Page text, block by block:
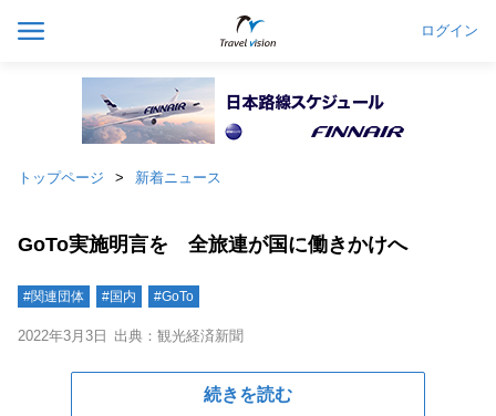
ログイン
トップページ 新着ニュース
GoTo実施明言を 全旅連が国に働きかけへ
#関連団体 #国内 #GoTo
2022年3月3日 出典：観光経済新聞
続きを読む